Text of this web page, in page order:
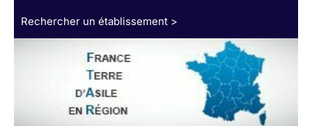
Rechercher un établissement >